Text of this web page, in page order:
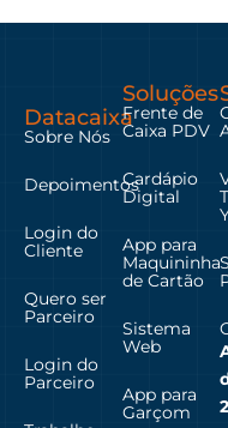
Datacaixa
Sobre Nós
Depoimentos
Login do
Cliente
Quero ser
Parceiro
Login do
Parceiro
Soluções
Frente de
Caixa PDV
Cardápio
Digital
App para
Maquininha
de Cartão
Sistema
Web
App para
Garçom